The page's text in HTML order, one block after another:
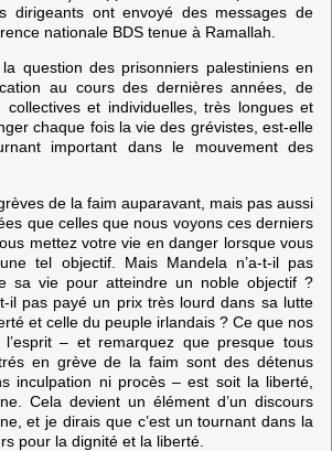
dirigeants ont envoyé des messages de
nationale BDS tenue à Ramallah.
question des prisonniers palestiniens en
au cours des dernières années, de
et individuelles, très longues et
chaque fois la vie des grévistes, est-elle
important dans le mouvement des
de la faim auparavant, mais pas aussi
que celles que nous voyons ces derniers
mettez votre vie en danger lorsque vous
tel objectif. Mais Mandela n’a-t-il pas
sa vie pour atteindre un noble objectif ?
t-il pas payé un prix très lourd dans sa lutte
et celle du peuple irlandais ? Ce que nos
– et remarquez que presque tous
en grève de la faim sont des détenus
inculpation ni procès – est soit la liberté,
Cela devient un élément d’un discours
et je dirais que c’est un tournant dans la
pour la dignité et la liberté.